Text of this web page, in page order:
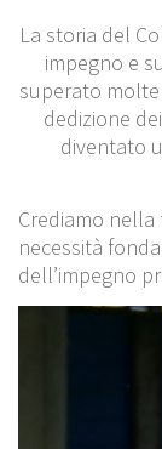
La storia del
impegno e
superato
dedizione
diventato
Crediamo
necessità
dell’impegno